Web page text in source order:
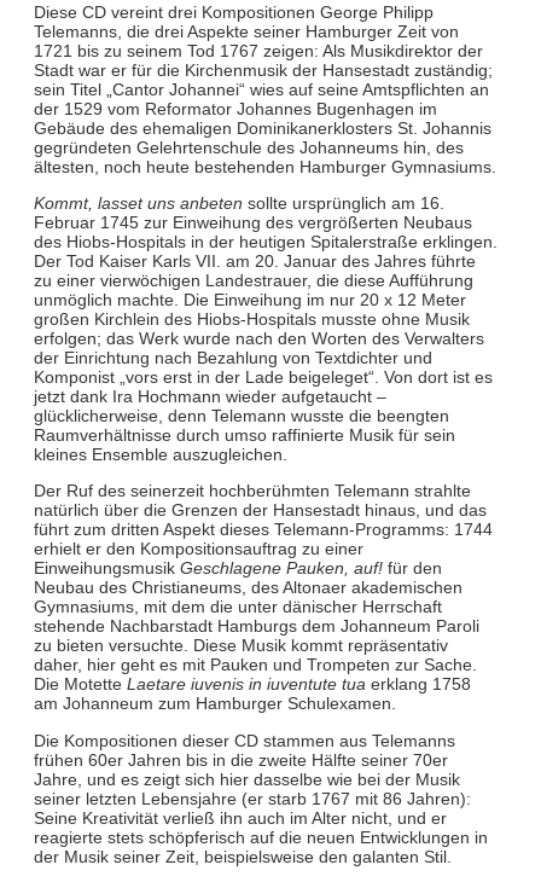
Diese CD vereint drei Kompositionen George Philipp
Telemanns, die drei Aspekte seiner Hamburger Zeit von
1721 bis zu seinem Tod 1767 zeigen: Als Musikdirektor der
Stadt war er für die Kirchenmusik der Hansestadt zuständig;
sein Titel „Cantor Johannei“ wies auf seine Amtspflichten an
der 1529 vom Reformator Johannes Bugenhagen im
Gebäude des ehemaligen Dominikanerklosters St. Johannis
gegründeten Gelehrtenschule des Johanneums hin, des
ältesten, noch heute bestehenden Hamburger Gymnasiums.
Kommt, lasset uns anbeten sollte ursprünglich am 16.
Februar 1745 zur Einweihung des vergrößerten Neubaus
des Hiobs-Hospitals in der heutigen Spitalerstraße erklingen.
Der Tod Kaiser Karls VII. am 20. Januar des Jahres führte
zu einer vierwöchigen Landestrauer, die diese Aufführung
unmöglich machte. Die Einweihung im nur 20 x 12 Meter
großen Kirchlein des Hiobs-Hospitals musste ohne Musik
erfolgen; das Werk wurde nach den Worten des Verwalters
der Einrichtung nach Bezahlung von Textdichter und
Komponist „vors erst in der Lade beigeleget“. Von dort ist es
jetzt dank Ira Hochmann wieder aufgetaucht –
glücklicherweise, denn Telemann wusste die beengten
Raumverhältnisse durch umso raffinierte Musik für sein
kleines Ensemble auszugleichen.
Der Ruf des seinerzeit hochberühmten Telemann strahlte
natürlich über die Grenzen der Hansestadt hinaus, und das
führt zum dritten Aspekt dieses Telemann-Programms: 1744
erhielt er den Kompositionsauftrag zu einer
Einweihungsmusik Geschlagene Pauken, auf!für den
Neubau des Christianeums, des Altonaer akademischen
Gymnasiums, mit dem die unter dänischer Herrschaft
stehende Nachbarstadt Hamburgs dem Johanneum Paroli
zu bieten versuchte. Diese Musik kommt repräsentativ
daher, hier geht es mit Pauken und Trompeten zur Sache.
Die Motette Laetare iuvenis in iuventute tuaerklang 1758
am Johanneum zum Hamburger Schulexamen.
Die Kompositionen dieser CD stammen aus Telemanns
frühen 60er Jahren bis in die zweite Hälfte seiner 70er
Jahre, und es zeigt sich hier dasselbe wie bei der Musik
seiner letzten Lebensjahre (er starb 1767 mit 86 Jahren):
Seine Kreativität verließ ihn auch im Alter nicht, und er
reagierte stets schöpferisch auf die neuen Entwicklungen in
der Musik seiner Zeit, beispielsweise den galanten Stil.